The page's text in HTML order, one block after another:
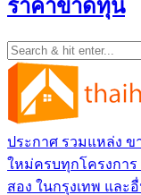
ราคาขาดทุน
ประกาศ รวมแหล่ง
ใหม่ครบทุกโครงกา
สอง ในกรุงเทพ และ